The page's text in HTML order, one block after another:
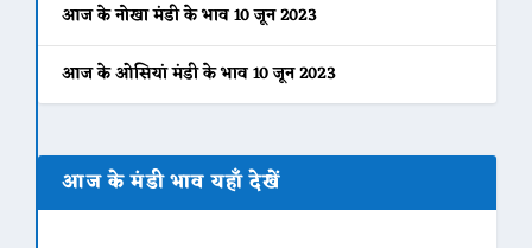
आज के नोखा मंडी के भाव 10 जून 2023
आज के ओसियां मंडी के भाव 10 जून 2023
आज के मंडी भाव यहाँ देखें